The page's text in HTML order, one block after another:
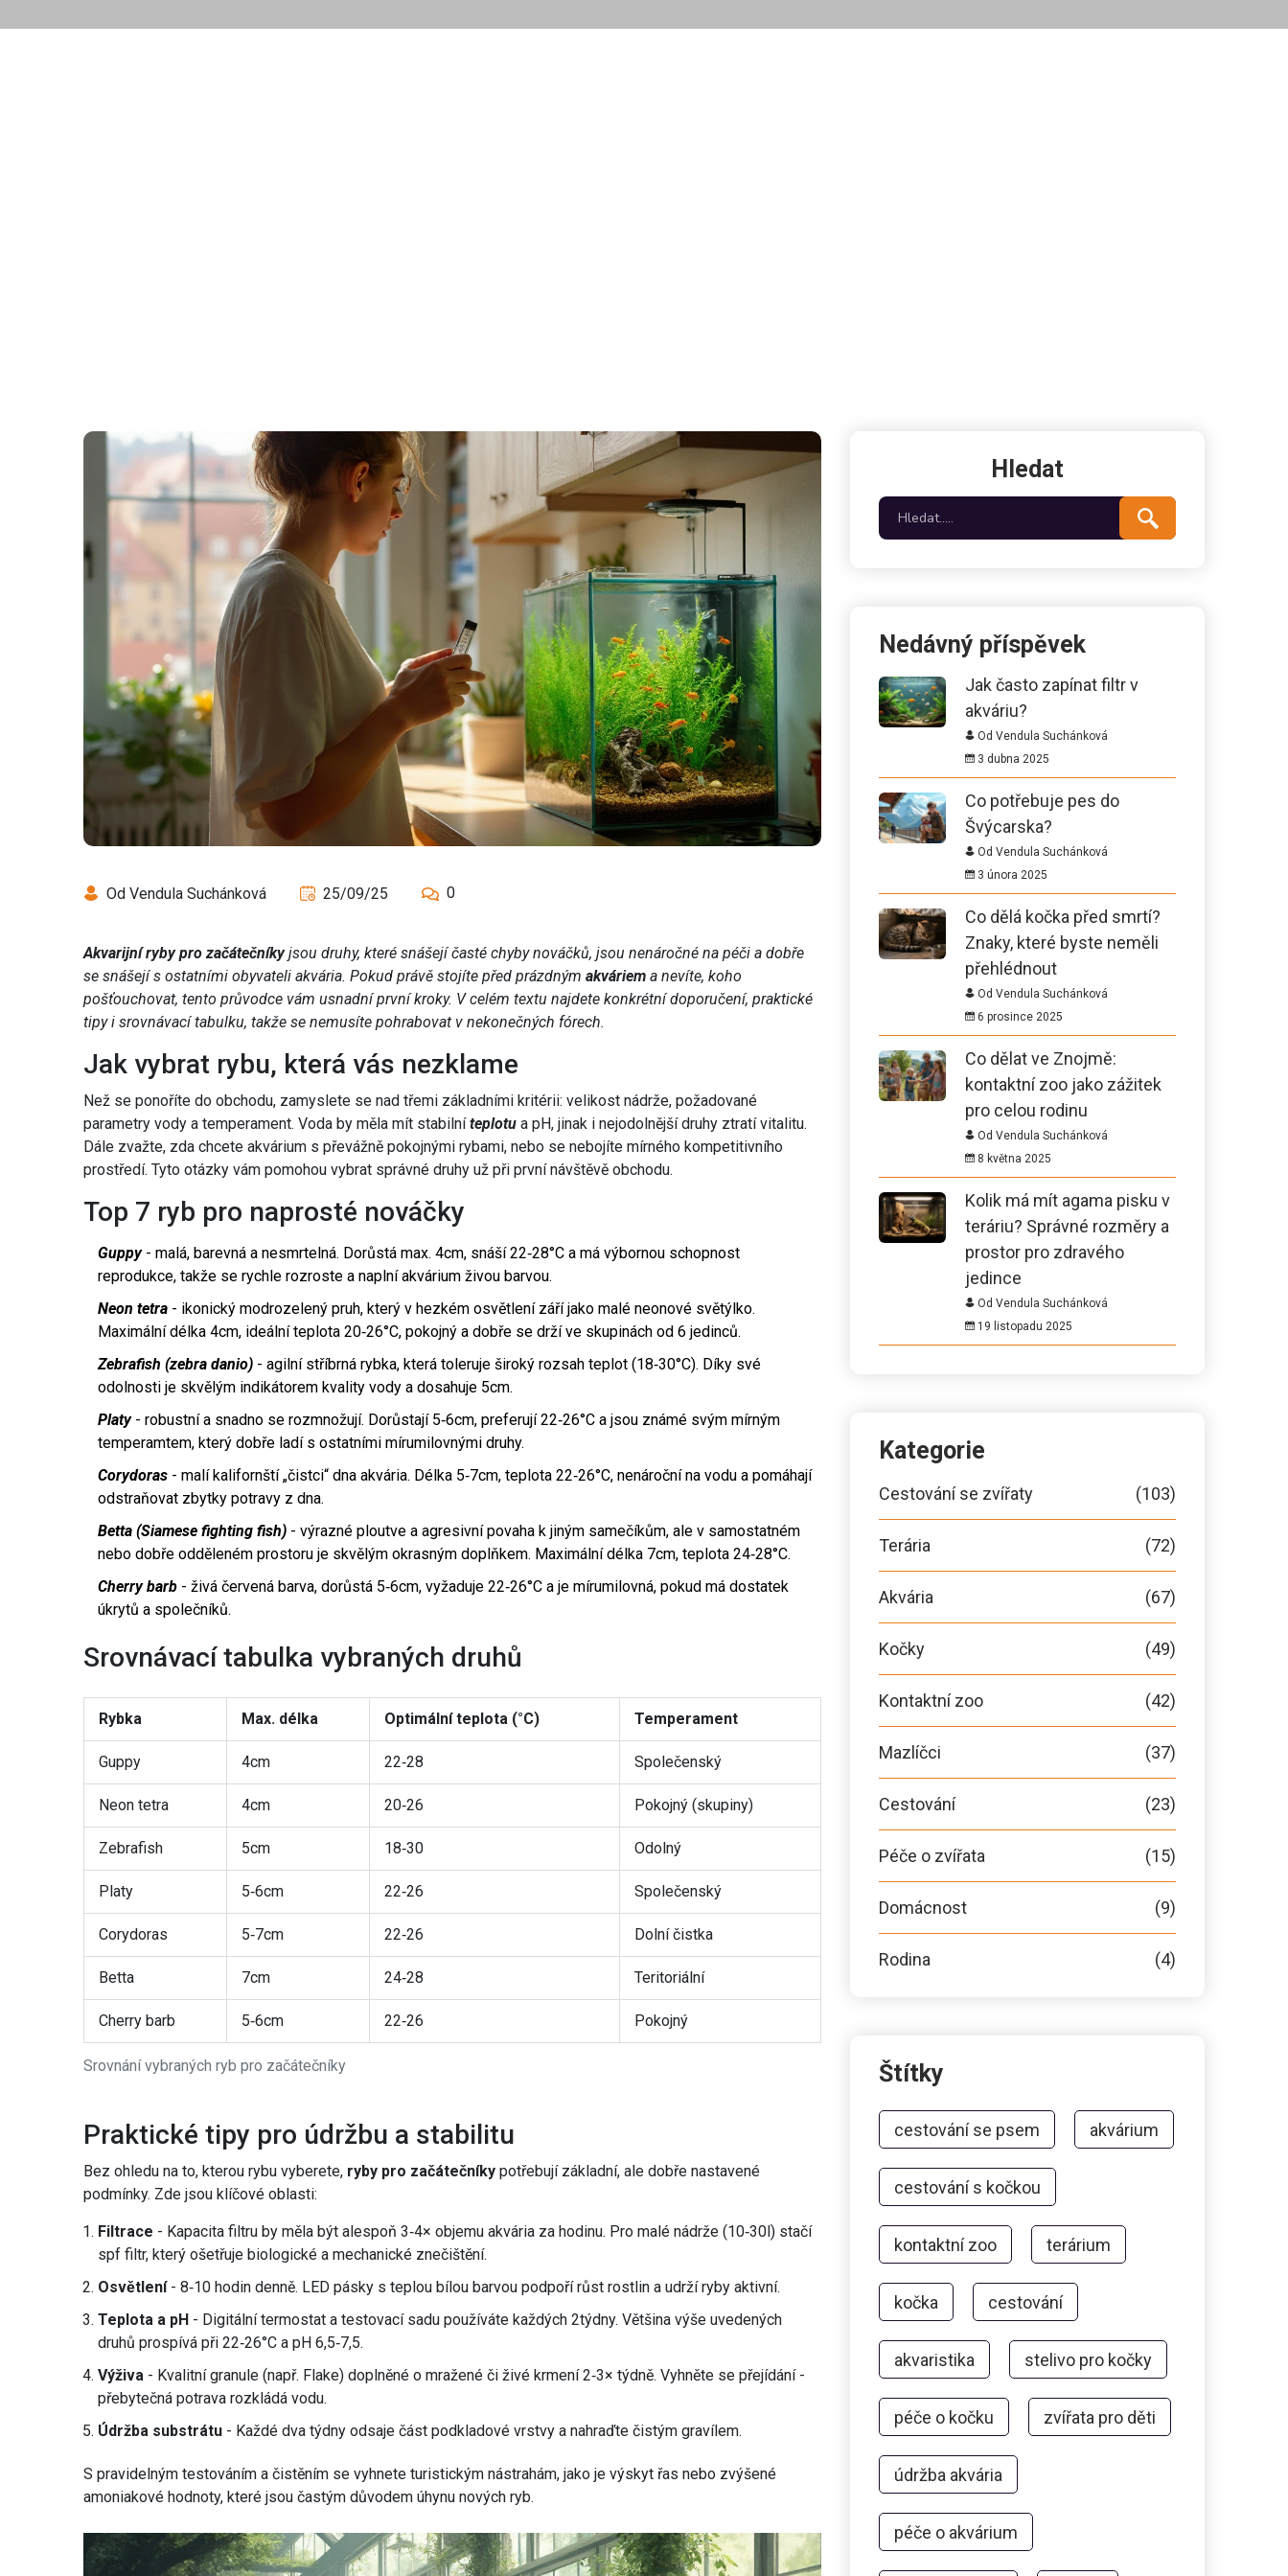
Od Vendula Suchánková 25/09/25 0
Akvarijní ryby pro začátečníkyjsou druhy, které snášejí časté chyby nováčků, jsou nenáročné na péči a dobře
se snášejí s ostatními obyvateli akvária. Pokud právě stojíte před prázdným akváriem a nevíte, koho
pošťouchovat, tento průvodce vám usnadní první kroky. V celém textu najdete konkrétní doporučení, praktické
tipy i srovnávací tabulku, takže se nemusíte pohrabovat v nekonečných fórech.
Jak vybrat rybu, která vás nezklame
Než se ponoříte do obchodu, zamyslete se nad třemi základními kritérii: velikost nádrže, požadované
parametry vody a temperament. Voda by měla mít stabilníteplotu a pH, jinak i nejodolnější druhy ztratí vitalitu.
Dále zvažte, zda chcete akvárium s převážně pokojnými rybami, nebo se nebojíte mírného kompetitivního
prostředí. Tyto otázky vám pomohou vybrat správné druhy už při první návštěvě obchodu.
Top 7 ryb pro naprosté nováčky
Guppy- malá, barevná a nesmrtelná. Dorůstá max. 4cm, snáší 22‑28°C a má výbornou schopnost
reprodukce, takže se rychle rozroste a naplní akvárium živou barvou.
Neon tetra - ikonický modrozelený pruh, který v hezkém osvětlení září jako malé neonové světýlko.
Maximální délka 4cm, ideální teplota 20‑26°C, pokojný a dobře se drží ve skupinách od 6 jedinců.
Zebrafish (zebra danio) - agilní stříbrná rybka, která toleruje široký rozsah teplot (18‑30°C). Díky své
odolnosti je skvělým indikátorem kvality vody a dosahuje 5cm.
Platy- robustní a snadno se rozmnožují. Dorůstají 5‑6cm, preferují 22‑26°C a jsou známé svým mírným
temperamtem, který dobře ladí s ostatními mírumilovnými druhy.
Corydoras - malí kalifornští „čistci“ dna akvária. Délka 5‑7cm, teplota 22‑26°C, nenároční na vodu a pomáhají
odstraňovat zbytky potravy z dna.
Betta (Siamese fighting fish) - výrazné ploutve a agresivní povaha k jiným samečíkům, ale v samostatném
nebo dobře odděleném prostoru je skvělým okrasným doplňkem. Maximální délka 7cm, teplota 24‑28°C.
Cherry barb - živá červená barva, dorůstá 5‑6cm, vyžaduje 22‑26°C a je mírumilovná, pokud má dostatek
úkrytů a společníků.
Srovnávací tabulka vybraných druhů
Srovnání vybraných ryb pro začátečníky
Rybka Max. délka Optimální teplota (°C) Temperament
Guppy 4cm 22‑28 Společenský
Neon tetra 4cm 20‑26 Pokojný (skupiny)
Zebrafish 5cm 18‑30 Odolný
Platy 5‑6cm 22‑26 Společenský
Corydoras 5‑7cm 22‑26 Dolní čistka
Betta 7cm 24‑28 Teritoriální
Cherry barb 5‑6cm 22‑26 Pokojný
Praktické tipy pro údržbu a stabilitu
Bez ohledu na to, kterou rybu vyberete, ryby pro začátečníky potřebují základní, ale dobře nastavené
podmínky. Zde jsou klíčové oblasti:
Filtrace - Kapacita filtru by měla být alespoň 3‑4× objemu akvária za hodinu. Pro malé nádrže (10‑30l) stačí
spf filtr, který ošetřuje biologické a mechanické znečištění.
Osvětlení- 8‑10 hodin denně. LED pásky s teplou bílou barvou podpoří růst rostlin a udrží ryby aktivní.
Teplota a pH - Digitální termostat a testovací sadu používáte každých 2týdny. Většina výše uvedených
druhů prospívá při 22‑26°C a pH 6,5‑7,5.
Výživa - Kvalitní granule (např. Flake) doplněné o mražené či živé krmení 2‑3× týdně. Vyhněte se přejídání -
přebytečná potrava rozkládá vodu.
Údržba substrátu - Každé dva týdny odsaje část podkladové vrstvy a nahraďte čistým gravílem.
S pravidelným testováním a čistěním se vyhnete turistickým nástrahám, jako je výskyt řas nebo zvýšené
amoniakové hodnoty, které jsou častým důvodem úhynu nových ryb.
Hledat
Nedávný příspěvek
Jak často zapínat filtr v
akváriu?
Od Vendula Suchánková
3 dubna 2025
Co potřebuje pes do
Švýcarska?
Od Vendula Suchánková
3 února 2025
Co dělá kočka před smrtí?
Znaky, které byste neměli
přehlédnout
Od Vendula Suchánková
6 prosince 2025
Co dělat ve Znojmě:
kontaktní zoo jako zážitek
pro celou rodinu
Od Vendula Suchánková
8 května 2025
Kolik má mít agama pisku v
teráriu? Správné rozměry a
prostor pro zdravého
jedince
Od Vendula Suchánková
19 listopadu 2025
Kategorie
Cestování se zvířaty (103)
Terária (72)
Akvária (67)
Kočky (49)
Kontaktní zoo (42)
Mazlíčci (37)
Cestování (23)
Péče o zvířata (15)
Domácnost (9)
Rodina (4)
Štítky
cestování se psem akvárium
cestování s kočkou
kontaktní zoo terárium
kočka cestování
akvaristika stelivo pro kočky
péče o kočku zvířata pro děti
údržba akvária
péče o akvárium